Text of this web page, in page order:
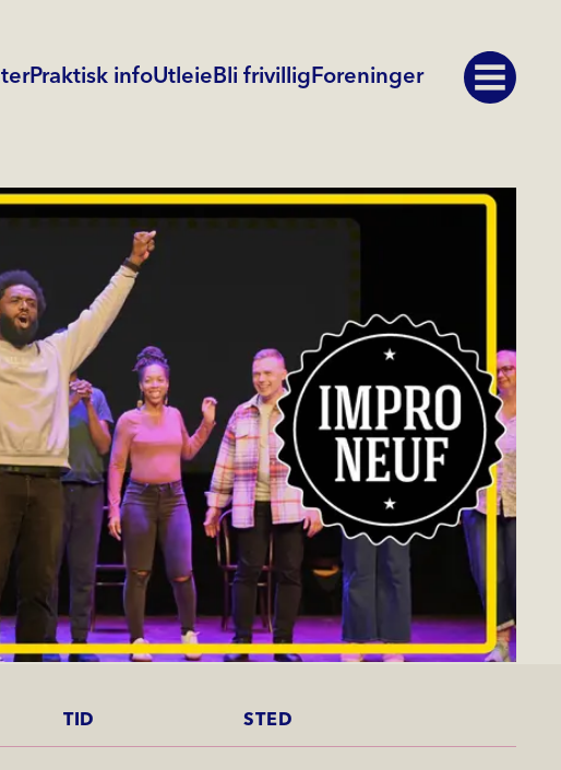
Praktisk infoUtleie Bli frivillig Foreninger
TID STED